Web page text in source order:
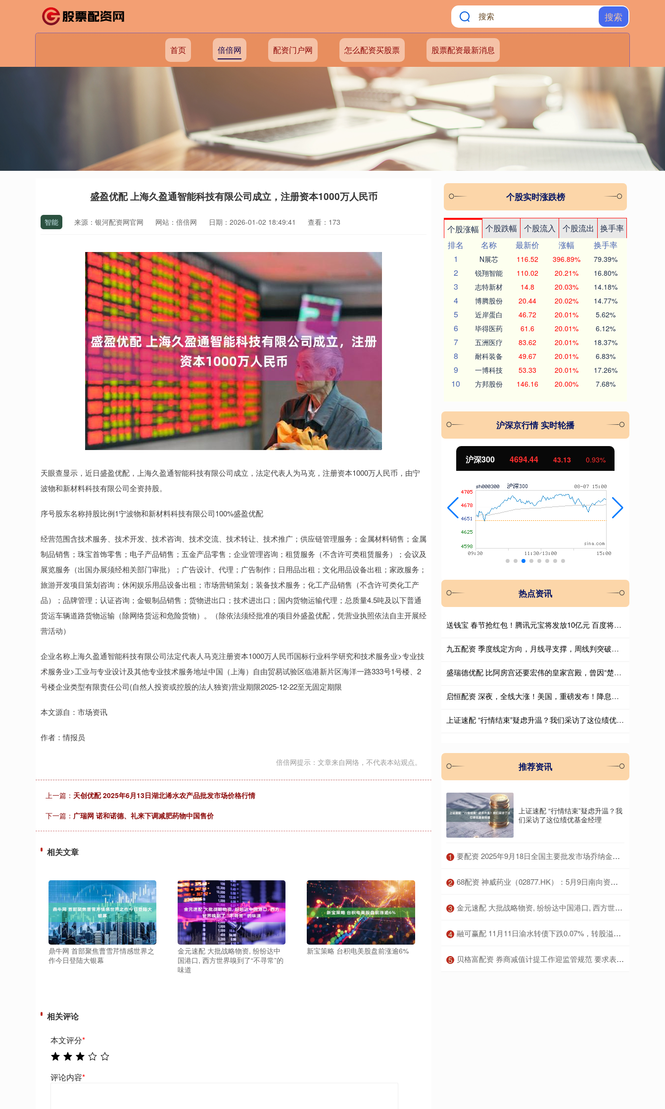
搜索
首页 倍倍网 配资门户网 怎么配资买股票 股票配资最新消息
盛盈优配 上海久盈通智能科技有限公司成立，注册资本1000万人民币
智能 来源：银河配资网官网 网站：倍倍网 日期：2026-01-02 18:49:41 查看：173
天眼查显示，近日盛盈优配，上海久盈通智能科技有限公司成立，法定代表人为马克，注册资本1000万人民币，由宁
波物和新材料科技有限公司全资持股。
序号股东名称持股比例1宁波物和新材料科技有限公司100%盛盈优配
经营范围含技术服务、技术开发、技术咨询、技术交流、技术转让、技术推广；供应链管理服务；金属材料销售；金属
制品销售；珠宝首饰零售；电子产品销售；五金产品零售；企业管理咨询；租赁服务（不含许可类租赁服务）；会议及
展览服务（出国办展须经相关部门审批）；广告设计、代理；广告制作；日用品出租；文化用品设备出租；家政服务；
旅游开发项目策划咨询；休闲娱乐用品设备出租；市场营销策划；装备技术服务；化工产品销售（不含许可类化工产
品）；品牌管理；认证咨询；金银制品销售；货物进出口；技术进出口；国内货物运输代理；总质量4.5吨及以下普通
货运车辆道路货物运输（除网络货运和危险货物）。（除依法须经批准的项目外盛盈优配，凭营业执照依法自主开展经
营活动）
企业名称上海久盈通智能科技有限公司法定代表人马克注册资本1000万人民币国标行业科学研究和技术服务业>专业技
术服务业>工业与专业设计及其他专业技术服务地址中国（上海）自由贸易试验区临港新片区海洋一路333号1号楼、2
号楼企业类型有限责任公司(自然人投资或控股的法人独资)营业期限2025-12-22至无固定期限
本文源自：市场资讯
作者：情报员
倍倍网提示：文章来自网络，不代表本站观点。
上一篇： 天创优配 2025年6月13日湖北浠水农产品批发市场价格行情
下一篇： 广瑞网 诺和诺德、礼来下调减肥药物中国售价
相关文章
鼎牛网 首部聚焦曹雪芹情感世界之
作今日登陆大银幕
金元速配 大批战略物资, 纷纷达中
国港口, 西方世界嗅到了“不寻常”的
味道
新宝策略 台积电美股盘前涨逾6%
相关评论
本文评分*
评论内容*
个股实时涨跌榜
个股涨幅 个股跌幅 个股流入 个股流出
换手率
排名
名称 最新价 涨幅
换手率
1
N展芯 116.52 396.89% 79.39%
2 锐翔智能 110.02 20.21% 16.80%
3 志特新材 14.8 20.03% 14.18%
4 博腾股份 20.44 20.02% 14.77%
5 近岸蛋白 46.72 20.01% 5.62%
6 毕得医药 61.6 20.01% 6.12%
7 五洲医疗 83.62 20.01% 18.37%
8 耐科装备 49.67 20.01% 6.83%
9 一博科技 53.33 20.01% 17.26%
10 方邦股份 146.16 20.00% 7.68%
沪深京行情 实时轮播
北证50 1134.24 11.37 1.01%
热点资讯
送钱宝 春节抢红包！腾讯元宝将发放10亿元 百度将发放5亿元
九五配资 季度线定方向，月线寻支撑，周线判突破：三层滤网捕捉主升浪
盛瑞德优配 比阿房宫还要宏伟的皇家宫殿，曾因“楚王好细腰”而闻名于世
启恒配资 深夜，全线大涨！美国，重磅发布！降息大消息
上证速配 “行情结束”疑虑升温？我们采访了这位绩优基金经理
推荐资讯
上证速配 “行情结束”疑虑升温？我
们采访了这位绩优基金经理
1 ​要配资 2025年9月18日全国主要批发市场乔纳金苹果价格行情
2 ​68配资 神威药业（02877.HK）：5月9日南向资金减持5万股
3 ​金元速配 大批战略物资, 纷纷达中国港口, 西方世界嗅到了“不寻常”的味道
4 ​融可赢配 11月11日渝水转债下跌0.07%，转股溢价率26.59%
5 ​贝格富配资 券商减值计提工作迎监管规范 要求表内外金融工具全覆盖